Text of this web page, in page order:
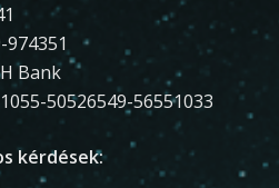
Bank
50526549-56551033
kérdések: